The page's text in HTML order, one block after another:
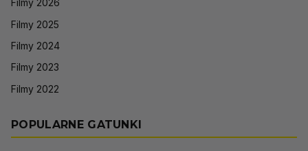
Filmy 2026
Filmy 2025
Filmy 2024
Filmy 2023
Filmy 2022
POPULARNE GATUNKI